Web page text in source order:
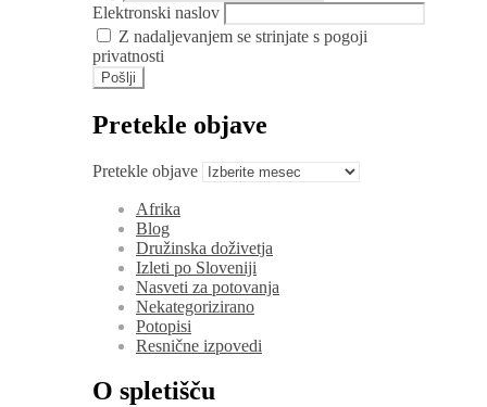
Elektronski naslov
Z nadaljevanjem se strinjate s pogoji
privatnosti
Pretekle objave
Pretekle objave
Afrika
Blog
Družinska doživetja
Izleti po Sloveniji
Nasveti za potovanja
Nekategorizirano
Potopisi
Resnične izpovedi
O spletišču